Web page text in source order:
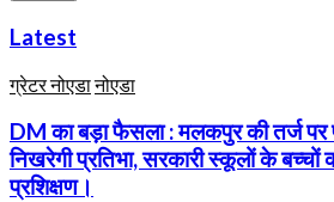
Latest
ग्रेटर नोएडानोएडा
DM का बड़ा फैसला : मलकपुर की तर्ज
निखरेगी प्रतिभा, सरकारी स्कूलों के बच्चों
प्रशिक्षण।